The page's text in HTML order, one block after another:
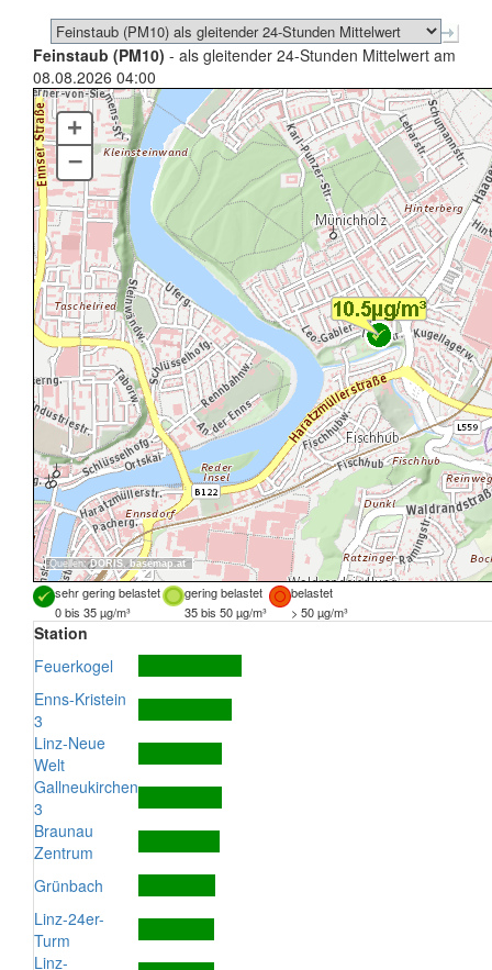
Feinstaub (PM10) - als gleitender 24-Stunden Mittelwert am
08.08.2026 04:00
Quellen:DORIS, basemap.at
+
–
sehr gering belastet gering belastet
belastet
0 bis 35 µg/m³
35 bis 50 µg/m³ > 50 µg/m³
Station
Feuerkogel
Enns-Kristein
3
Linz-Neue
Welt
Gallneukirchen
3
Braunau
Zentrum
Grünbach
Linz-24er-
Turm
Linz-